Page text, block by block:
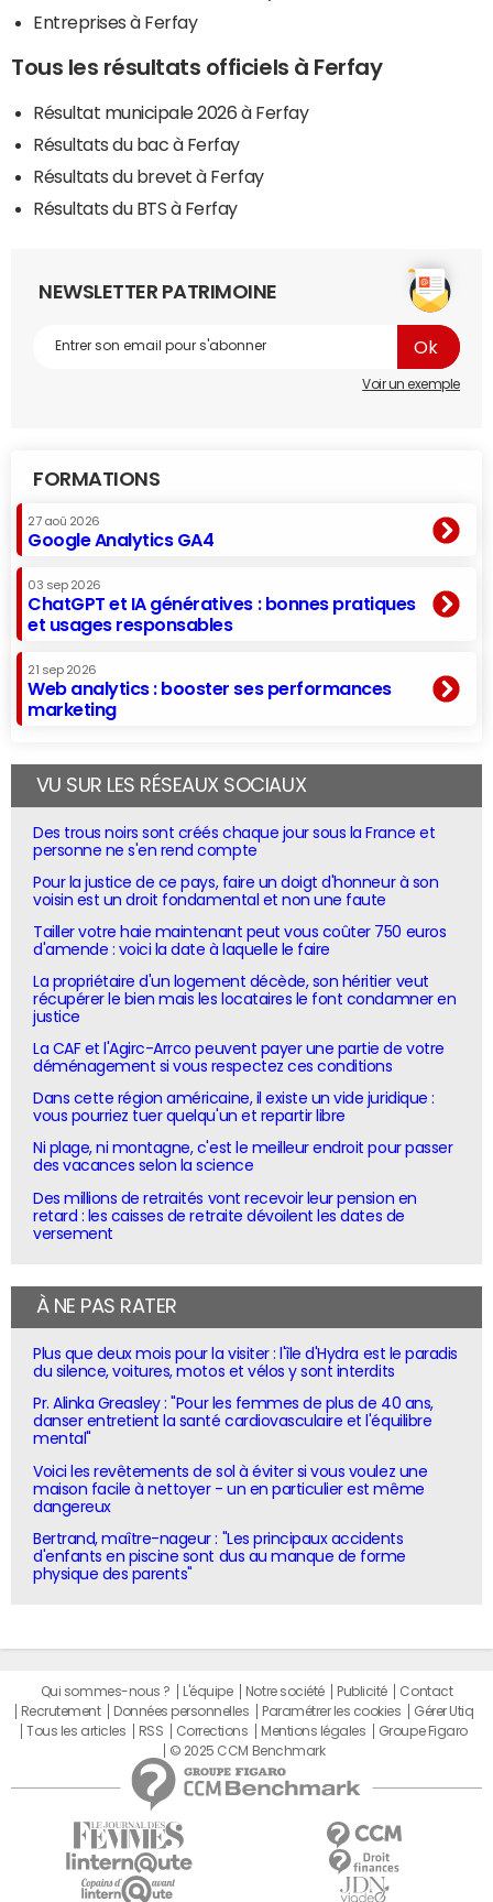
Entreprises à Ferfay
Tous les résultats officiels à Ferfay
Résultat municipale 2026 à Ferfay
Résultats du bac à Ferfay
Résultats du brevet à Ferfay
Résultats du BTS à Ferfay
NEWSLETTER PATRIMOINE
Voir un exemple
FORMATIONS
27 aoû 2026
Google Analytics GA4
03 sep 2026
ChatGPT et IA génératives : bonnes pratiques
et usages responsables
21 sep 2026
Web analytics : booster ses performances
marketing
VU SUR LES RÉSEAUX SOCIAUX
Des trous noirs sont créés chaque jour sous la France et
personne ne s'en rend compte
Pour la justice de ce pays, faire un doigt d'honneur à son
voisin est un droit fondamental et non une faute
Tailler votre haie maintenant peut vous coûter 750 euros
d'amende : voici la date à laquelle le faire
La propriétaire d'un logement décède, son héritier veut
récupérer le bien mais les locataires le font condamner en
justice
La CAF et l'Agirc-Arrco peuvent payer une partie de votre
déménagement si vous respectez ces conditions
Dans cette région américaine, il existe un vide juridique :
vous pourriez tuer quelqu'un et repartir libre
Ni plage, ni montagne, c'est le meilleur endroit pour passer
des vacances selon la science
Des millions de retraités vont recevoir leur pension en
retard : les caisses de retraite dévoilent les dates de
versement
À NE PAS RATER
Plus que deux mois pour la visiter : l'île d'Hydra est le paradis
du silence, voitures, motos et vélos y sont interdits
Pr. Alinka Greasley : "Pour les femmes de plus de 40 ans,
danser entretient la santé cardiovasculaire et l'équilibre
mental"
Voici les revêtements de sol à éviter si vous voulez une
maison facile à nettoyer - un en particulier est même
dangereux
Bertrand, maître-nageur : "Les principaux accidents
d'enfants en piscine sont dus au manque de forme
physique des parents"
Qui sommes-nous ? L'équipe Notre société Publicité
Contact
Recrutement
Données personnelles Paramétrer les cookies
Gérer Utiq
Tous les articles
RSS Corrections Mentions légales
Groupe Figaro
© 2025 CCM Benchmark